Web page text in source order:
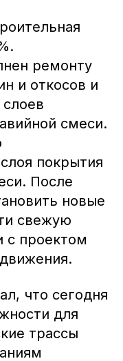
ремонту
и откосов и
смеси.
покрытия
После
новые
свежую
с проектом
что сегодня
для
трассы